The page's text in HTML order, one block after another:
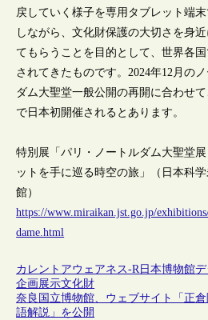
戻していく様子を専用タブレット端
しながら、文化財保護の大切さを身近
てもらうことを目的として、世界各国
されてきたものです。2024年12月の
ダム大聖堂一般公開の再開に合わせ
で日本初開催されるとあります。
特別展「パリ・ノートルダム大聖堂
ットを手に巡る時空の旅」（日本科
館）
https://www.miraikan.jst.go.jp/
dame.html
カレントアウェアネス-R日本博物館
企画展示文化財
奈良国立博物館、ウェブサイト「正倉
語解説」を公開